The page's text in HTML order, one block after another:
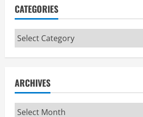
CATEGORIES
Categories
ARCHIVES
Archives